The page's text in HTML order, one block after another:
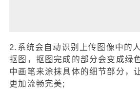
2.系统会自动识别上传图像中的
抠图，抠图完成的部分会变成绿
中画笔来涂抹具体的细节部分，
更加流畅完美;